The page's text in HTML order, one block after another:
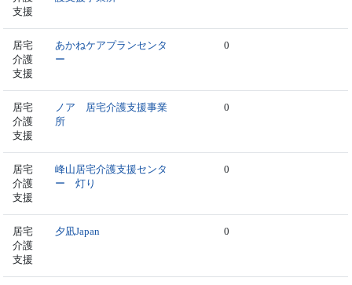
支援
居宅
介護
支援
あかねケアプランセンタ
ー
0
居宅
介護
支援
ノア 居宅介護支援事業
所
0
居宅
介護
支援
峰山居宅介護支援センタ
ー 灯り
0
居宅
介護
支援
夕凪Japan 0